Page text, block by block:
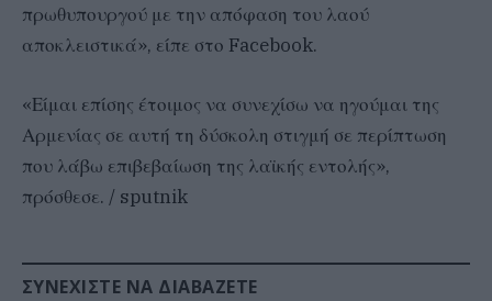
πρωθυπουργού με την απόφαση του λαού
αποκλειστικά», είπε στο Facebook.
«Είμαι επίσης έτοιμος να συνεχίσω να ηγούμαι της
Αρμενίας σε αυτή τη δύσκολη στιγμή σε περίπτωση
που λάβω επιβεβαίωση της λαϊκής εντολής»,
πρόσθεσε. / sputnik
ΣΥΝΕΧΊΣΤΕ ΝΑ ΔΙΑΒΆΖΕΤΕ